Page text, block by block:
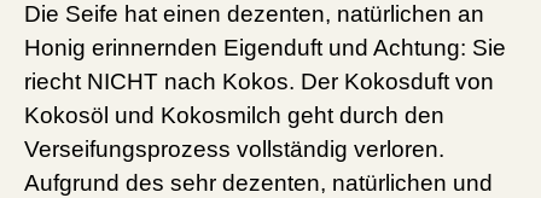
Die Seife hat einen dezenten, natürlichen an
Honig erinnernden Eigenduft und Achtung: Sie
riecht NICHT nach Kokos. Der Kokosduft von
Kokosöl und Kokosmilch geht durch den
Verseifungsprozess vollständig verloren.
Aufgrund des sehr dezenten, natürlichen und